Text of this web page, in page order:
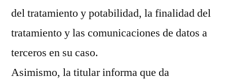
del tratamiento y potabilidad, la finalidad del
tratamiento y las comunicaciones de datos a
terceros en su caso.
Asimismo, la titular informa que da